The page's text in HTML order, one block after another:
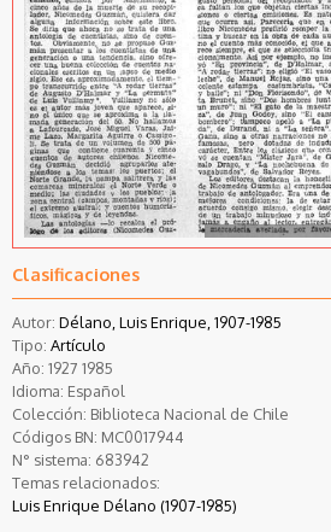
Clasificaciones
Autor: Délano, Luis Enrique, 1907-1985
Tipo: Artículo
Año: 1927 1985
Idioma: Español
Colección: Biblioteca Nacional de Chile
Códigos BN: MC0017944
N° sistema: 683942
Temas relacionados:
Luis Enrique Délano (1907-1985)